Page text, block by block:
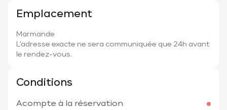
Emplacement
Marmande
L'adresse exacte ne sera communiquée que 24h avant
le rendez-vous.
Conditions
Acompte à la réservation